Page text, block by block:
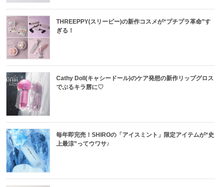
THREEPPY(スリーピー)の新作コスメが“プチプラ革命”す
ぎる！
Cathy Doll(キャシードール)のケア発想の新作リップグロス
でぷるキラ唇に♡
毎年即完売！SHIROの「アイスミント」限定アイテムが“史
上最涼”ってウワサ♪